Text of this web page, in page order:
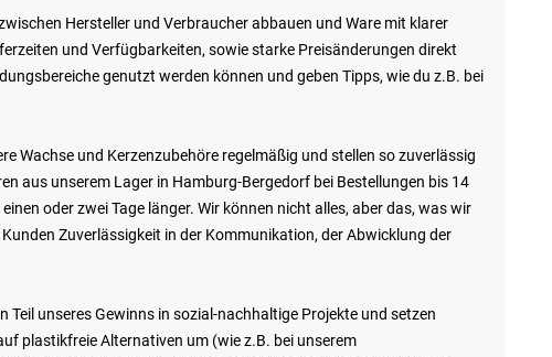
Hersteller und Verbraucher abbauen und Ware mit klarer
und Verfügbarkeiten, sowie starke Preisänderungen direkt
genutzt werden können und geben Tipps, wie du z.B. bei
Wachse und Kerzenzubehöre regelmäßig und stellen so zuverlässig
aus unserem Lager in Hamburg-Bergedorf bei Bestellungen bis 14
oder zwei Tage länger. Wir können nicht alles, aber das, was wir
Zuverlässigkeit in der Kommunikation, der Abwicklung der
unseres Gewinns in sozial-nachhaltige Projekte und setzen
plastikfreie Alternativen um (wie z.B. bei unserem